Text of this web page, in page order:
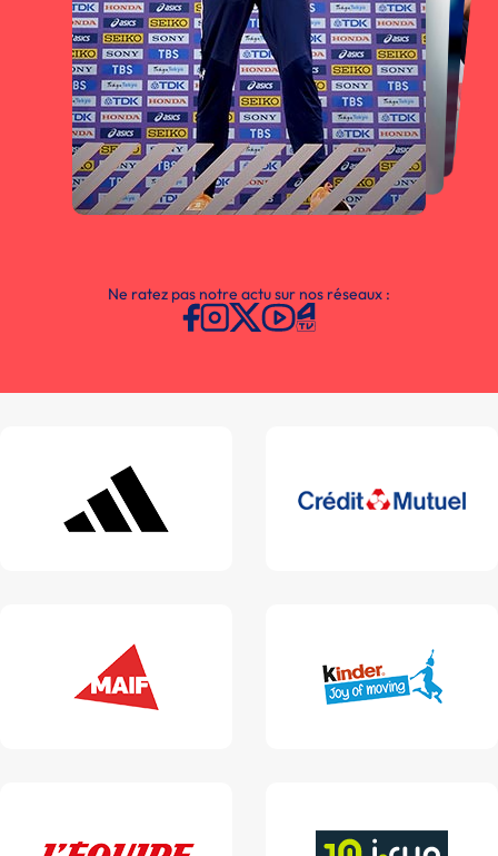
Ne ratez pas notre actu sur nos réseaux :